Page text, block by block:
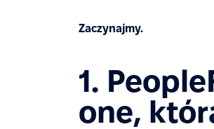
Zaczynajmy.
1.
one,